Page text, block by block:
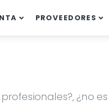
PROVEEDORES
¿no